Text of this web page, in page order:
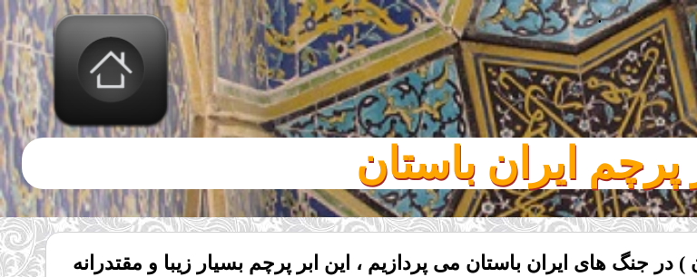
.
پرچم ایران باستان
جنگ های ایران باستان می پردازیم ، این ابر پرچم بسیار زیبا و مقتدرانه